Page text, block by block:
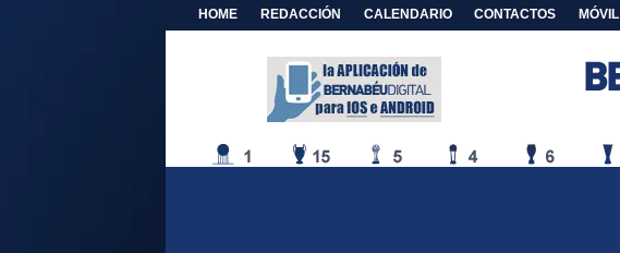
HOME REDACCIÓN CALENDARIO CONTACTOS MÓVIL